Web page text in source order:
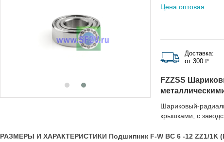
Цена оптовая
Доставка:
от 300 ₽
FZZSS
Шариковый-
крышками, с
РАЗМЕРЫ И ХАРАКТЕРИСТИКИ Подшипник F-W BC 6 -12 ZZ1/1K